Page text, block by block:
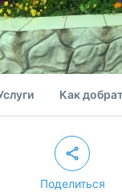
Как
Поделиться